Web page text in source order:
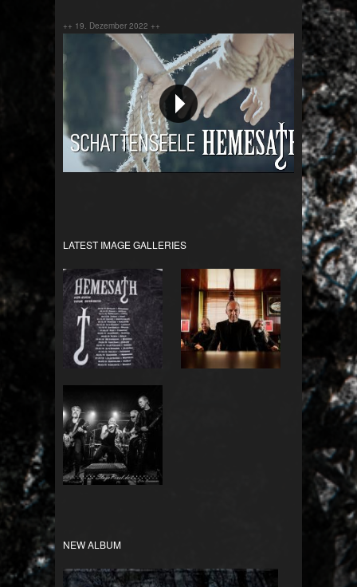
++ 19. Dezember 2022 ++
LATEST IMAGE GALLERIES
NEW ALBUM